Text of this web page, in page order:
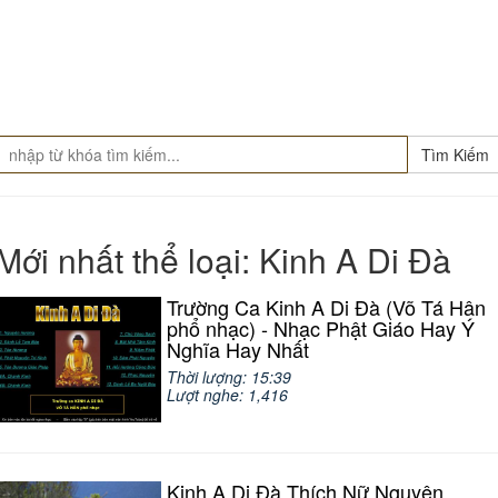
Tìm Kiếm
nhất thể loại: Kinh A Di Đà
Trường Ca Kinh A Di Đà (Võ Tá Hân
phổ nhạc) - Nhạc Phật Giáo Hay Ý
Nghĩa Hay Nhất
Thời lượng: 15:39
Lượt nghe: 1,416
Kinh A Di Đà Thích Nữ Nguyên